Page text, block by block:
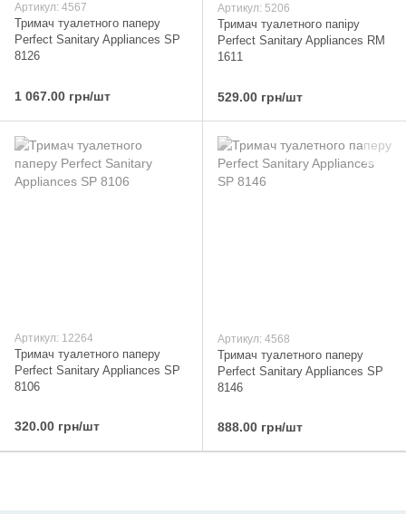
Артикул: 4567
Тримач туалетного паперу
Perfect Sanitary Appliances SP
8126
1 067.00 грн/шт
Артикул: 5206
Тримач туалетного папіру
Perfect Sanitary Appliances RM
1611
529.00 грн/шт
Артикул: 12264
Тримач туалетного паперу
Perfect Sanitary Appliances SP
8106
320.00 грн/шт
Артикул: 4568
Тримач туалетного паперу
Perfect Sanitary Appliances SP
8146
888.00 грн/шт